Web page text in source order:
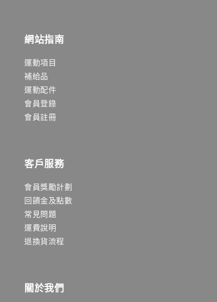
網站指南
運動項目
補給品
運動配件
會員登錄
會員註冊
客戶服務
會員獎勵計劃
回饋金及點數
常見問題
運費說明
退換貨流程
關於我們